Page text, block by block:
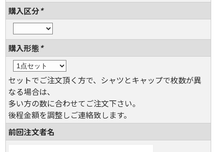
購入区分*
購入形態*
セットでご注文頂く方で、シャツとキャップで枚数が異
なる場合は、
多い方の数に合わせてご注文下さい。
後程金額を調整しご連絡致します。
前回注文者名